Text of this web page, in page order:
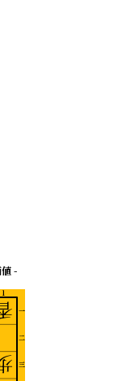
1
一
二
三
-